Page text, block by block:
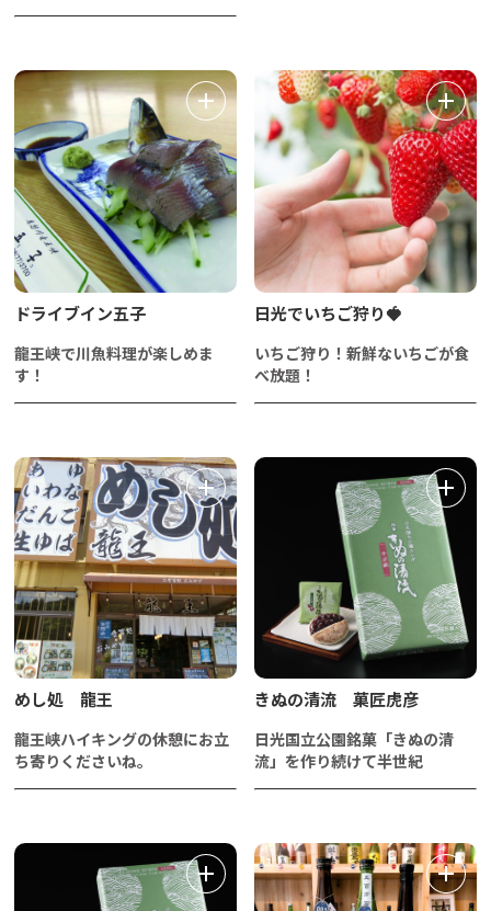
ドライブイン五子
龍王峡で川魚料理が楽しめま
す！
日光でいちご狩り🍓
いちご狩り！新鮮ないちごが食
べ放題！
めし処 龍王
龍王峡ハイキングの休憩にお立
ち寄りくださいね。
きぬの清流 菓匠虎彦
日光国立公園銘菓「きぬの清
流」を作り続けて半世紀